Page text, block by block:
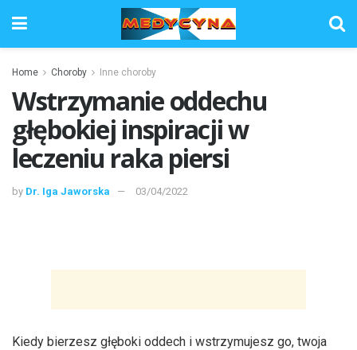
Home Choroby Inne choroby
Wstrzymanie oddechu
głębokiej inspiracji w
leczeniu raka piersi
by Dr. Iga Jaworska 03/04/2022
Kiedy bierzesz głęboki oddech i wstrzymujesz go, twoja